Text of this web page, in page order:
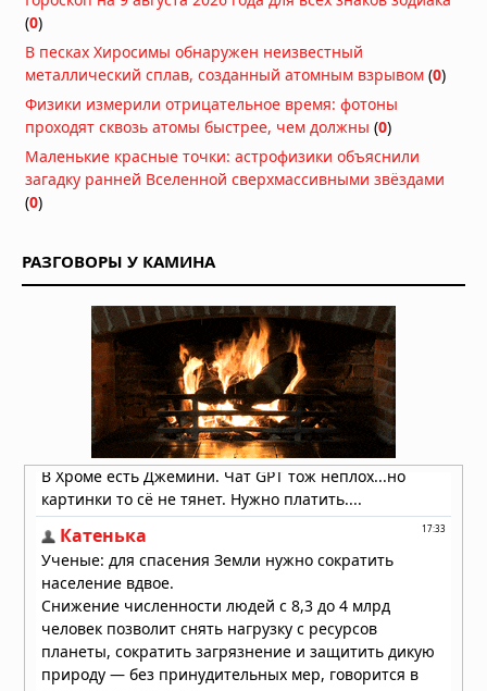
(0)
В песках Хиросимы обнаружен неизвестный
металлический сплав, созданный атомным взрывом (0)
Физики измерили отрицательное время: фотоны
проходят сквозь атомы быстрее, чем должны (0)
Маленькие красные точки: астрофизики объяснили
загадку ранней Вселенной сверхмассивными звёздами
(0)
РАЗГОВОРЫ У КАМИНА